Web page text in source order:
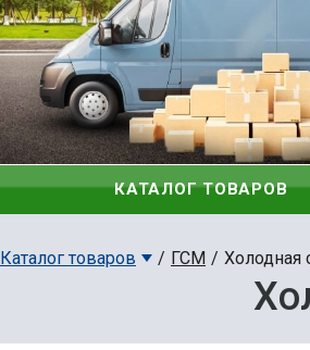
КАТАЛОГ ТОВАРОВ
Каталог товаров ГСМ Холодная